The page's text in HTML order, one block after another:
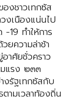
งชาวเทกซัส
งเนืองแน่นไป
19 ทำให้การ
ยความล่าช้า
าศัยชั่วคราว
มแรง ๒๓๓
งรัฐเทกซัสกับ
ามเวลาท้องถิ่น